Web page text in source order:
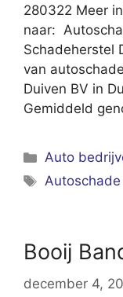
280322 Meer
naar:
Schadeherstel
van
Duiven BV in
Gemiddeld
Categorieën
Auto
Tags
Autoschade
Booij
december 4,